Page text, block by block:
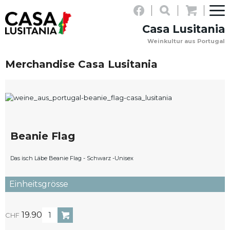
Casa Lusitania
Weinkultur aus Portugal
(0)
BERATUNG:
(0)31
Merchandise Casa Lusitania
Beanie Flag
Das isch Läbe Beanie Flag - Schwarz -Unisex
CHF 19.90